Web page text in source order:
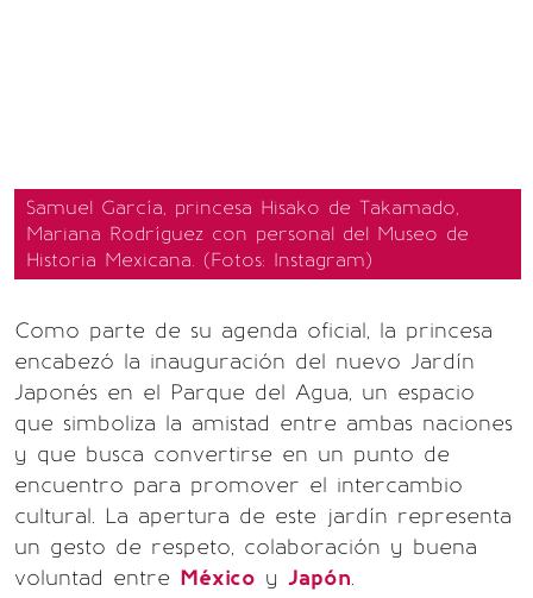
Samuel García, princesa Hisako de Takamado,
Mariana Rodríguez con personal del Museo de
Historia Mexicana. (Fotos: Instagram)
Como parte de su agenda oficial, la princesa
encabezó la inauguración del nuevo Jardín
Japonés en el Parque del Agua, un espacio
que simboliza la amistad entre ambas naciones
y que busca convertirse en un punto de
encuentro para promover el intercambio
cultural. La apertura de este jardín representa
un gesto de respeto, colaboración y buena
voluntad entre México y Japón.